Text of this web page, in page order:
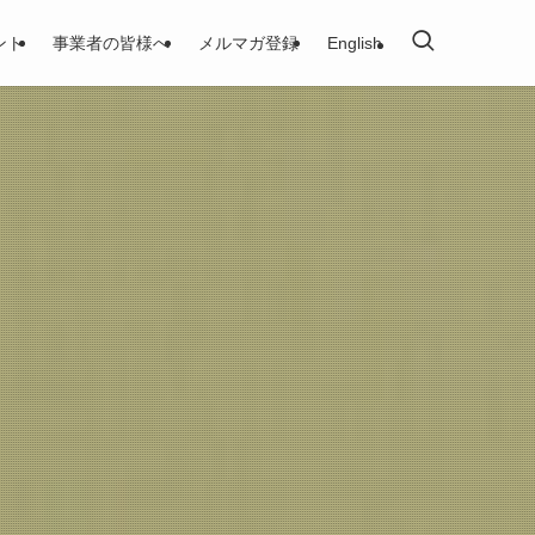
ト 事業者の皆様へ メルマガ登録 English